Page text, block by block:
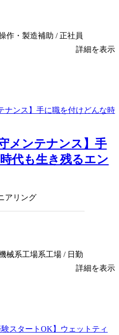
作・製造補助 / 正社員
詳細を表示
メンテナンス】手
代も生き残るエン
アリング
械系工場系工場 / 日勤
詳細を表示